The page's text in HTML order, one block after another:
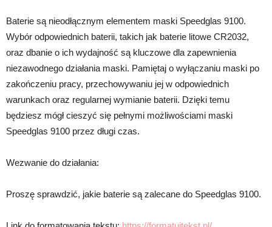
Baterie są nieodłącznym elementem maski Speedglas 9100.
Wybór odpowiednich baterii, takich jak baterie litowe CR2032,
oraz dbanie o ich wydajność są kluczowe dla zapewnienia
niezawodnego działania maski. Pamiętaj o wyłączaniu maski po
zakończeniu pracy, przechowywaniu jej w odpowiednich
warunkach oraz regularnej wymianie baterii. Dzięki temu
będziesz mógł cieszyć się pełnymi możliwościami maski
Speedglas 9100 przez długi czas.
Wezwanie do działania:
Proszę sprawdzić, jakie baterie są zalecane do Speedglas 9100.